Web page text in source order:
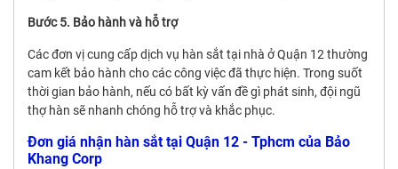
Bước 5. Bảo hành và hỗ trợ
Các đơn vị cung cấp dịch vụ hàn sắt tại nhà ở Quận 12 thường
cam kết bảo hành cho các công việc đã thực hiện. Trong suốt
thời gian bảo hành, nếu có bất kỳ vấn đề gì phát sinh, đội ngũ
thợ hàn sẽ nhanh chóng hỗ trợ và khắc phục.
Đơn giá nhận hàn sắt tại Quận 12 - Tphcm của Bảo
Khang Corp